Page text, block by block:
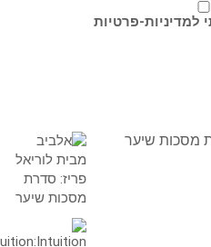
למדיניות-פרטיות
מסכות שיער